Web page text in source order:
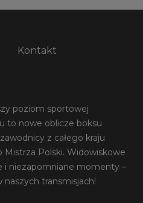
Kontakt
poziom sportowej
to nowe oblicze boksu
z całego kraju
Polski. Widowiskowe
i niezapomniane momenty –
transmisjach!